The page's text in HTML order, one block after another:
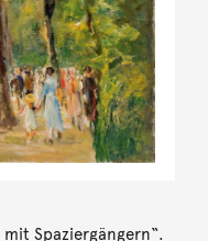
Spaziergängern“.